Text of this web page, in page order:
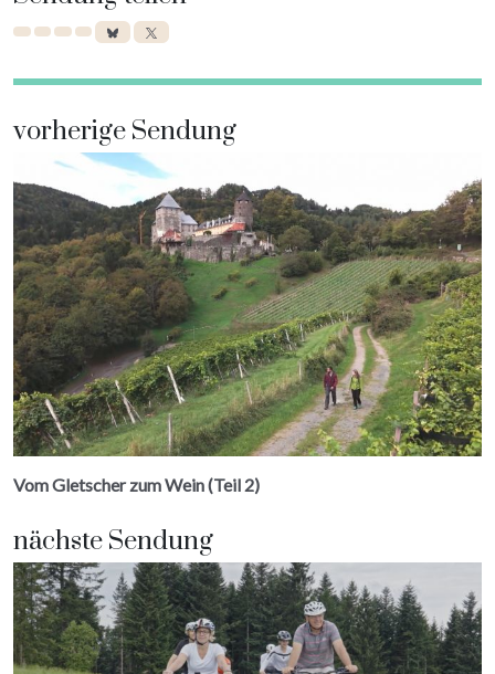
vorherige Sendung
Vom Gletscher zum Wein (Teil 2)
nächste Sendung